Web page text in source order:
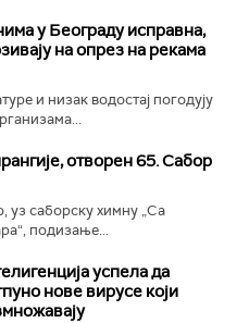
у Београду исправна,
на опрез на рекама
и низак водостај погодују
отворен 65. Сабор
уз саборску химну „Са
подизање...
успела да
нове вирусе који